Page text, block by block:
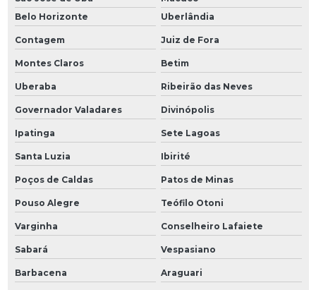
Belo Horizonte
Uberlândia
Contagem Juiz de Fora
Montes Claros Betim
Uberaba Ribeirão das Neves
Governador Valadares Divinópolis
Ipatinga Sete Lagoas
Santa Luzia Ibirité
Poços de Caldas Patos de Minas
Pouso Alegre Teófilo Otoni
Varginha Conselheiro Lafaiete
Sabará Vespasiano
Barbacena Araguari